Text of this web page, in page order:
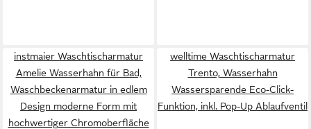
instmaier Waschtischarmatur
Amelie Wasserhahn für Bad,
Waschbeckenarmatur in edlem
Design moderne Form mit
hochwertiger Chromoberfläche
welltime Waschtischarmatur
Trento, Wasserhahn
Wassersparende Eco-Click-
Funktion, inkl. Pop-Up Ablaufventil